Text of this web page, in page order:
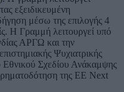
εξειδικευμένη
μέσω της επιλογής 4
Η Γραμμή λειτουργεί υπό
ΑΡΓΩ και την
Ψυχιατρικής
Σχεδίου Ανάκαμψης
της ΕΕ Next